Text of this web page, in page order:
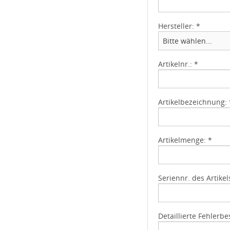
Hersteller: *
Artikelnr.: *
Artikelbezeichnung:
Artikelmenge: *
Seriennr. des
Detaillierte